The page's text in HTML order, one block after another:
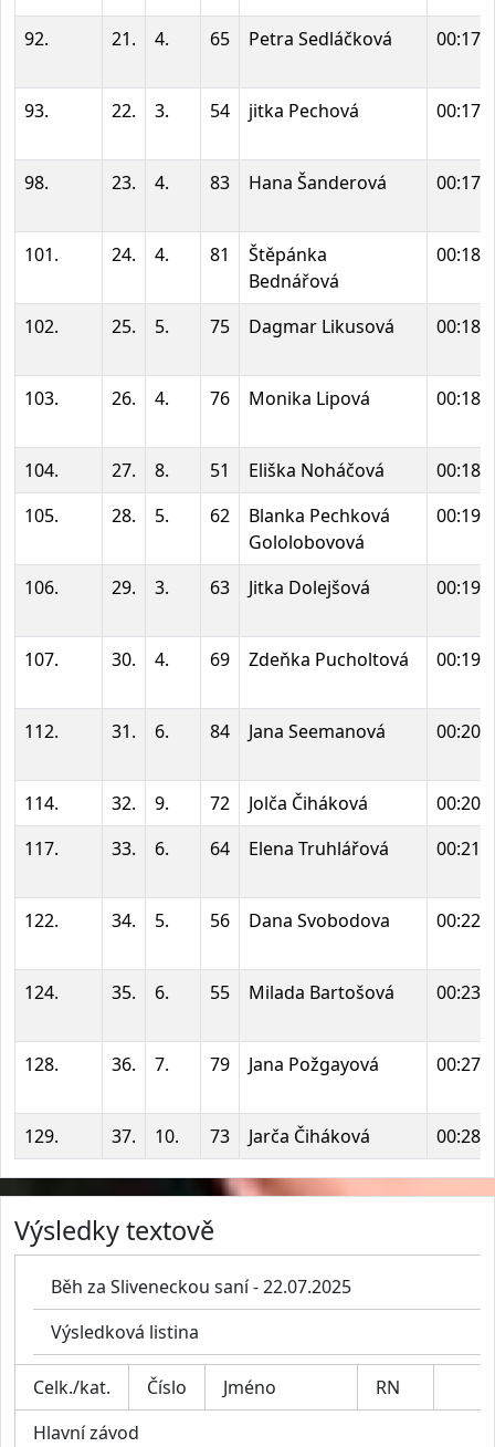
92. 21. 4. 65 Petra Sedláčková
93. 22. 3. 54 jitka Pechová
98. 23. 4. 83 Hana Šanderová
101. 24. 4. 81
Štěpánka
Bednářová
102. 25. 5. 75 Dagmar Likusová
103. 26. 4. 76 Monika Lipová
104. 27. 8. 51 Eliška Noháčová
105.
28. 5. 62
Blanka Pechková
Gololobovová
106. 29. 3. 63 Jitka Dolejšová
107. 30. 4. 69 Zdeňka Pucholtová
112. 31. 6. 84 Jana Seemanová
114. 32. 9. 72 Jolča Čiháková
117.
33. 6. 64 Elena Truhlářová
122. 34. 5. 56 Dana Svobodova
124. 35. 6. 55 Milada Bartošová
128. 36. 7. 79 Jana Požgayová
129. 37. 10. 73 Jarča Čiháková
Výsledky textově
Běh za Sliveneckou saní - 22.07.2025
Výsledková listina
Celk./kat. Číslo Jméno
RN
Hlavní závod